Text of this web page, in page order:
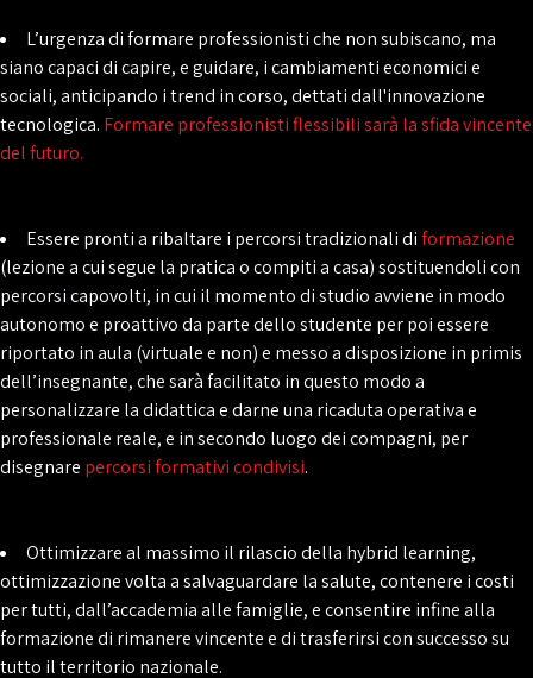
L’urgenza di formare professionisti che non subiscano, ma
siano capaci di capire, e guidare, i cambiamenti economici e
sociali, anticipando i trend in corso, dettati dall'innovazione
tecnologica. Formare professionisti flessibili sarà la sfida vincente
del futuro.
Essere pronti a ribaltare i percorsi tradizionali diformazione
(lezione a cui segue la pratica o compiti a casa) sostituendoli con
percorsi capovolti, in cui il momento di studio avviene in modo
autonomo e proattivo da parte dello studente per poi essere
riportato in aula (virtuale e non) e messo a disposizione in primis
dell’insegnante, che sarà facilitato in questo modo a
personalizzare la didattica e darne una ricaduta operativa e
professionale reale, e in secondo luogo dei compagni, per
disegnare percorsi formativi condivisi.
Ottimizzare al massimo il rilascio della hybrid learning,
ottimizzazione volta a salvaguardare la salute, contenere i costi
per tutti, dall’accademia alle famiglie, e consentire infine alla
formazione di rimanere vincente e di trasferirsi con successo su
tutto il territorio nazionale.